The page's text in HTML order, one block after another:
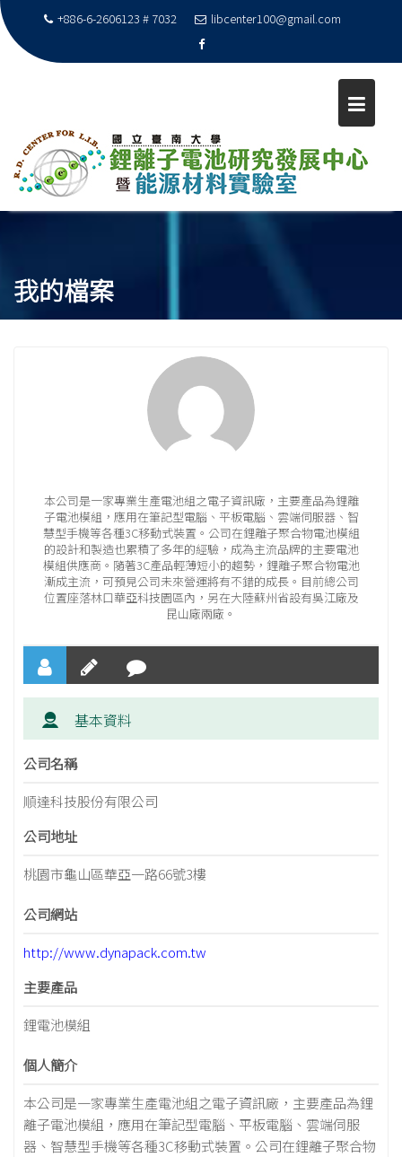
+886-6-2606123 # 7032 libcenter100@gmail.com
我的檔案
本公司是一家專業生產電池組之電子資訊廠，主要產品為鋰離
子電池模組，應用在筆記型電腦、平板電腦、雲端伺服器、智
慧型手機等各種3C移動式裝置。公司在鋰離子聚合物電池模組
的設計和製造也累積了多年的經驗，成為主流品牌的主要電池
模組供應商。隨著3C產品輕薄短小的趨勢，鋰離子聚合物電池
漸成主流，可預見公司未來營運將有不錯的成長。目前總公司
位置座落林口華亞科技園區內，另在大陸蘇州省設有吳江廠及
昆山廠兩廠。
基本資料
公司名稱
順達科技股份有限公司
公司地址
桃園市龜山區華亞一路66號3樓
公司網站
http://www.dynapack.com.tw
主要產品
鋰電池模組
個人簡介
本公司是一家專業生產電池組之電子資訊廠，主要產品為鋰
離子電池模組，應用在筆記型電腦、平板電腦、雲端伺服
器、智慧型手機等各種3C移動式裝置。公司在鋰離子聚合物